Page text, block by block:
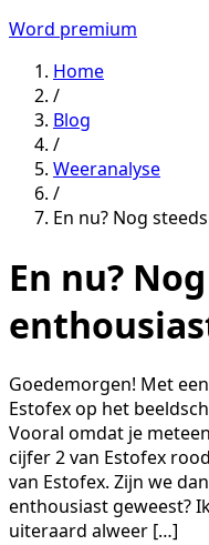
Word premium
Home
/
Blog
/
Weeranalyse
/
En nu? Nog
En nu?
Goedemorgen! Met
Estofex op het
Vooral omdat je
cijfer 2 van Estofex
van Estofex. Zijn we
enthousiast geweest?
uiteraard alweer […]